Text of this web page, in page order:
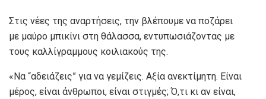
Στις νέες της αναρτήσεις, την βλέπουμε να ποζάρει
με μαύρο μπικίνι στη θάλασσα, εντυπωσιάζοντας με
τους καλλίγραμμους κοιλιακούς της.
«Να “αδειάζεις” για να γεμίζεις. Αξία ανεκτίμητη. Είναι
μέρος, είναι άνθρωποι, είναι στιγμές; Ό,τι κι αν είναι,